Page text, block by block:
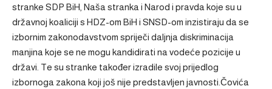
stranke SDP BiH, Naša stranka i Narod i pravda koje su u
državnoj koaliciji s HDZ-om BiH i SNSD-om inzistiraju da se
izbornim zakonodavstvom spriječi daljnja diskriminacija
manjina koje se ne mogu kandidirati na vodeće pozicije u
državi. Te su stranke također izradile svoj prijedlog
izbornoga zakona koji još nije predstavljen javnosti.Čovića